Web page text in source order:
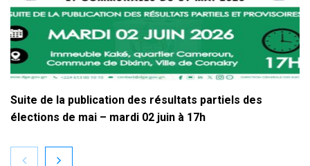
Suite de la publication des résultats partiels des
élections de mai – mardi 02 juin à 17h